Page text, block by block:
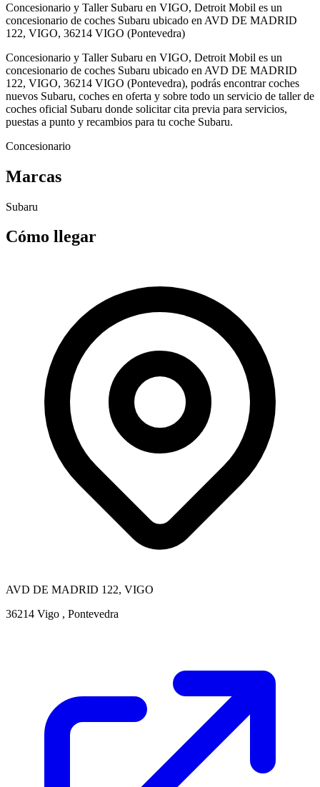
Concesionario y Taller Subaru en VIGO, Detroit Mobil es un
concesionario de coches Subaru ubicado en AVD DE MADRID
122, VIGO, 36214 VIGO (Pontevedra)
Concesionario y Taller Subaru en VIGO, Detroit Mobil es un
concesionario de coches Subaru ubicado en AVD DE MADRID
122, VIGO, 36214 VIGO (Pontevedra), podrás encontrar coches
nuevos Subaru, coches en oferta y sobre todo un servicio de taller de
coches oficial Subaru donde solicitar cita previa para servicios,
puestas a punto y recambios para tu coche Subaru.
Concesionario
Marcas
Subaru
Cómo llegar
AVD DE MADRID 122, VIGO
36214 Vigo , Pontevedra